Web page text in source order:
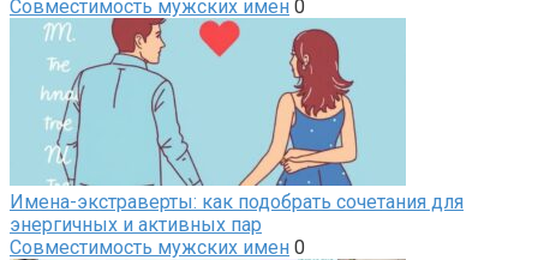
Совместимость мужских имен 0
Имена-экстраверты: как подобрать сочетания для
энергичных и активных пар
Совместимость мужских имен 0